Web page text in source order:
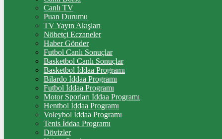
GRAM ALTIN
%2,59
ÇEYREK ALTIN
10.903,00%2,54
TAM ALTIN
43.427,00%2,54
%2,39
Canlı TV
Puan Durumu
TV Yayın Akışları
Nöbetçi Eczaneler
Haber Gönder
Futbol Canlı Sonuçlar
Basketbol Canlı Sonuçlar
Basketbol İddaa Programı
Bilardo İddaa Programı
Futbol İddaa Programı
Motor Sporları İddaa Programı
Hentbol İddaa Programı
Voleybol İddaa Programı
Tenis İddaa Programı
Dövizler